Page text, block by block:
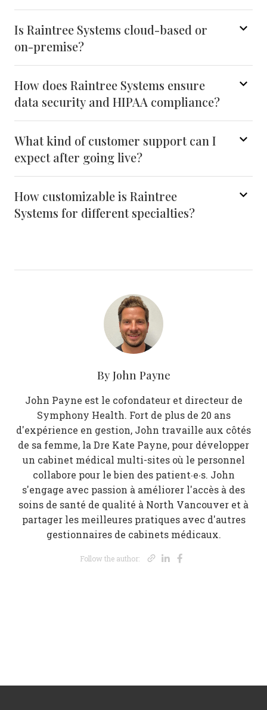
Is Raintree Systems cloud-based or
on-premise?
How does Raintree Systems ensure
data security and HIPAA compliance?
What kind of customer support can I
expect after going live?
How customizable is Raintree
Systems for different specialties?
ByJohn Payne
John Payne est le cofondateur et directeur de
Symphony Health. Fort de plus de 20 ans
d'expérience en gestion, John travaille aux côtés
de sa femme, la Dre Kate Payne, pour développer
un cabinet médical multi-sites où le personnel
collabore pour le bien des patient·e·s. John
s'engage avec passion à améliorer l'accès à des
soins de santé de qualité à North Vancouver et à
partager les meilleures pratiques avec d'autres
gestionnaires de cabinets médicaux.
Follow the author: Opens new
Opens new